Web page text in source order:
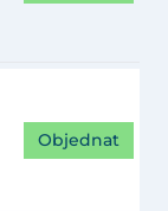
Objednat